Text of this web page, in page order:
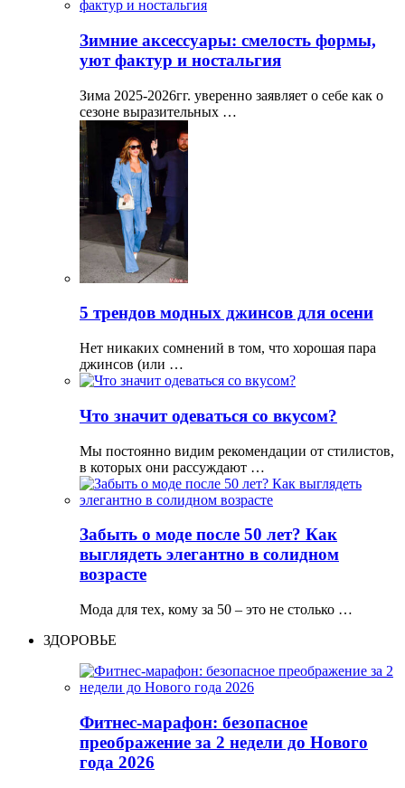
Зимние аксессуары: смелость формы,
уют фактур и ностальгия
Зима 2025-2026гг. уверенно заявляет о себе как о
сезоне выразительных …
5 трендов модных джинсов для осени
Нет никаких сомнений в том, что хорошая пара
джинсов (или …
Что значит одеваться со вкусом?
Мы постоянно видим рекомендации от стилистов,
в которых они рассуждают …
Забыть о моде после 50 лет? Как
выглядеть элегантно в солидном
возрасте
Мода для тех, кому за 50 – это не столько …
ЗДОРОВЬЕ
Фитнес-марафон: безопасное
преображение за 2 недели до Нового
года 2026